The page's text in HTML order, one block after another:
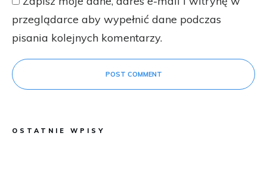
przeglądarce aby wypełnić dane podczas
pisania kolejnych komentarzy.
POST COMMENT
OSTATNIE WPISY